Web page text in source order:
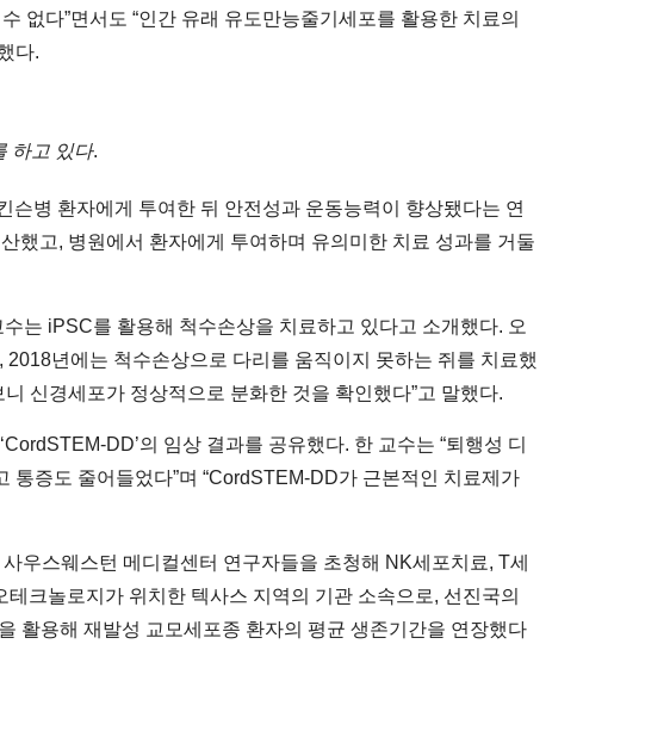
없다”면서도 “인간 유래 유도만능줄기세포를 활용한 치료의
다.
하고 있다.
병 환자에게 투여한 뒤 안전성과 운동능력이 향상됐다는 연
했고, 병원에서 환자에게 투여하며 유의미한 치료 성과를 거둘
는 iPSC를 활용해 척수손상을 치료하고 있다고 소개했다. 오
년에는 척수손상으로 다리를 움직이지 못하는 쥐를 치료했
신경세포가 정상적으로 분화한 것을 확인했다”고 말했다.
DD’의 임상 결과를 공유했다. 한 교수는 “퇴행성 디
증도 줄어들었다”며 “CordSTEM-DD가 근본적인 치료제가
우스웨스턴 메디컬센터 연구자들을 초청해 NK세포치료, T세
크놀로지가 위치한 텍사스 지역의 기관 소속으로, 선진국의
활용해 재발성 교모세포종 환자의 평균 생존기간을 연장했다